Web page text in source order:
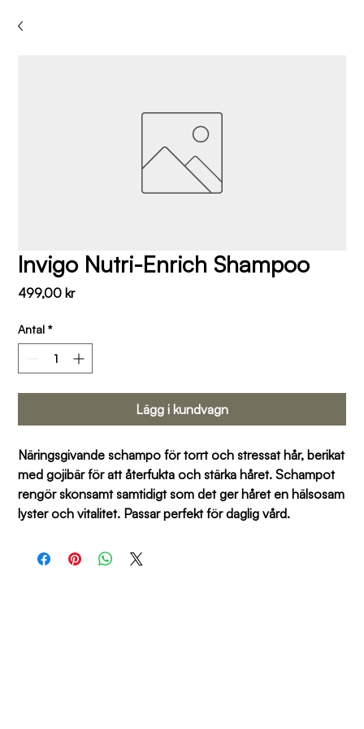
Invigo Nutri-Enrich Shampoo
499,00 krPris
Antal *
Lägg i kundvagn
Näringsgivande schampo för torrt och stressat hår, berikat
med gojibär för att återfukta och stärka håret. Schampot
rengör skonsamt samtidigt som det ger håret en hälsosam
lyster och vitalitet. Passar perfekt för daglig vård.